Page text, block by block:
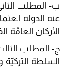
ب- المطلب
عنه الدولة
الأركان العامّة
ج- المطلب
السلطة التركيّة